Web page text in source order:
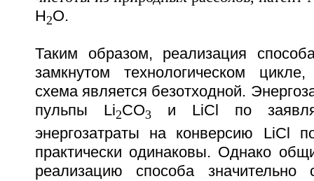
H 2O.
Таким образом, реализация
замкнутом технологическом
схема является безотходной.
пульпы Li2CO3 и LiCl по
энергозатраты на конверсию LiCl
практически одинаковы. Однако
реализацию способа значительно